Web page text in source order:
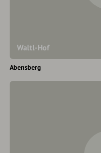
Waltl-Hof
Abensberg